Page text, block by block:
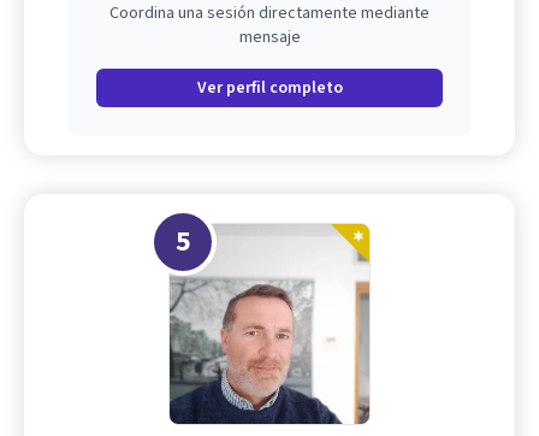
Coordina una sesión directamente mediante
mensaje
Ver perfil completo
5